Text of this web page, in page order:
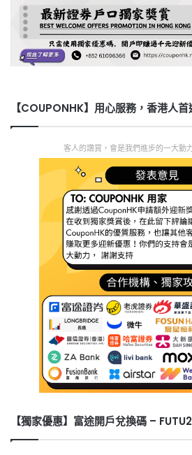
【COUPONHK】用心服務，香港人
客人的讚賞，會是我們進步的一大動
【獨家優惠】富途開戶兌換碼 –